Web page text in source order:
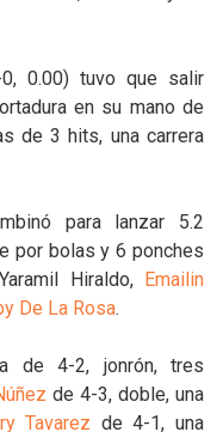
0.00) tuvo que salir
en su mano de
de 3 hits, una carrera
para lanzar 5.2
por bolas y 6 ponches
Hiraldo, Emailin
De La Rosa.
de 4-2, jonrón, tres
de 4-3, doble, una
Tavarez de 4-1, una